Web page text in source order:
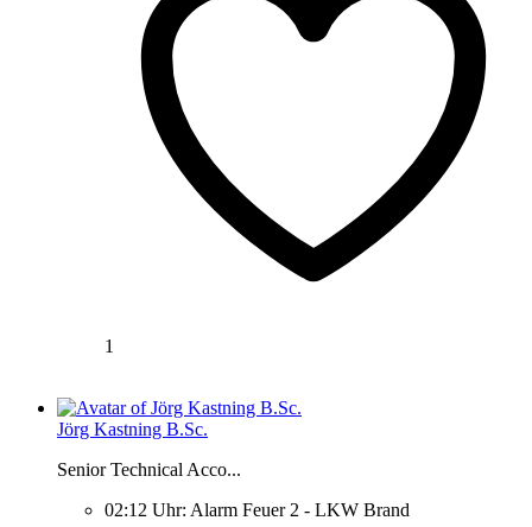
1
Jörg Kastning B.Sc.
Senior Technical Acco...
02:12 Uhr: Alarm Feuer 2 - LKW Brand